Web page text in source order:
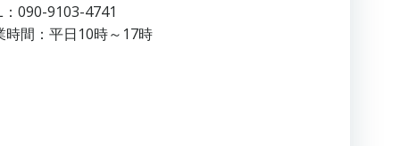
：090-9103-4741
時間：平日10時～17時